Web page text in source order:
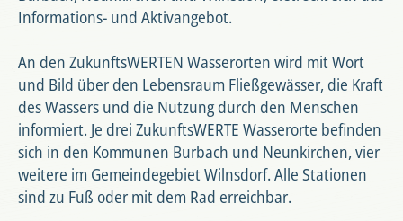
Informations- und Aktivangebot.
An den ZukunftsWERTEN Wasserorten wird mit Wort
und Bild über den Lebensraum Fließgewässer, die Kraft
des Wassers und die Nutzung durch den Menschen
informiert. Je drei ZukunftsWERTE Wasserorte befinden
sich in den Kommunen Burbach und Neunkirchen, vier
weitere im Gemeindegebiet Wilnsdorf. Alle Stationen
sind zu Fuß oder mit dem Rad erreichbar.